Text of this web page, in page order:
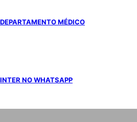
DEPARTAMENTO MÉDICO
INTER NO WHATSAPP